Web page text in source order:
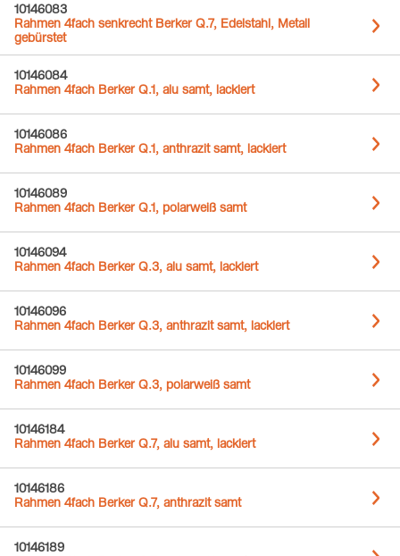
10146083
Rahmen 4fach senkrecht Berker Q.7, Edelstahl, Metall
gebürstet
10146084
Rahmen 4fach Berker Q.1, alu samt, lackiert
10146086
Rahmen 4fach Berker Q.1, anthrazit samt, lackiert
10146089
Rahmen 4fach Berker Q.1, polarweiß samt
10146094
Rahmen 4fach Berker Q.3, alu samt, lackiert
10146096
Rahmen 4fach Berker Q.3, anthrazit samt, lackiert
10146099
Rahmen 4fach Berker Q.3, polarweiß samt
10146184
Rahmen 4fach Berker Q.7, alu samt, lackiert
10146186
Rahmen 4fach Berker Q.7, anthrazit samt
10146189